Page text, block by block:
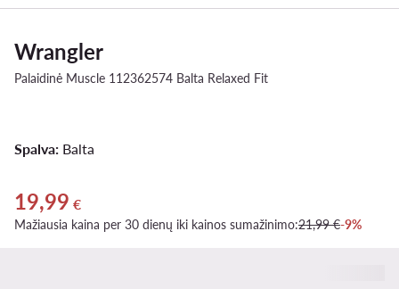
Wrangler
Palaidinė Muscle 112362574 Balta Relaxed Fit
Spalva: Balta
Dabartinė kaina 19,99 €
19,99 €
Mažiausia kaina per 30 dienų iki kainos sumažinimo:21,99 €-9%